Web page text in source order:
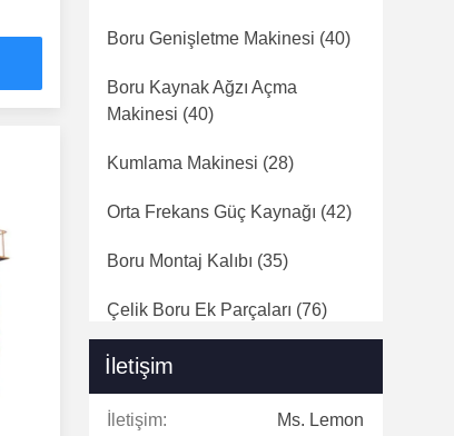
Boru Genişletme Makinesi (40)
Boru Kaynak Ağzı Açma
Makinesi (40)
Kumlama Makinesi (28)
Orta Frekans Güç Kaynağı (42)
Boru Montaj Kalıbı (35)
Çelik Boru Ek Parçaları (76)
İletişim
İletişim: Ms. Lemon